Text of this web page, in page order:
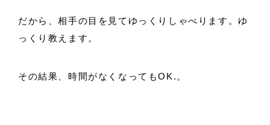
だから、相手の目を見てゆっくりしゃべります。ゆ
っくり教えます。
その結果、時間がなくなってもOK.。